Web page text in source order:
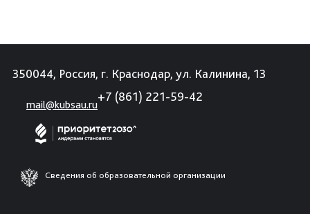
350044, Россия, г. Краснодар, ул. Калинина, 13
mail@kubsau.ru
+7 (861) 221-59-42
Сведения об образовательной организации